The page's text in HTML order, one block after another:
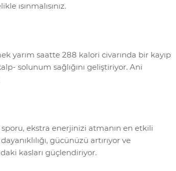
ısınmalısınız.
yarım saatte 288 kalori civarında bir kayıp
solunum sağlığını geliştiriyor. Ani
ekstra enerjinizi atmanın en etkili
gücünüzü artırıyor ve
kasları güçlendiriyor.